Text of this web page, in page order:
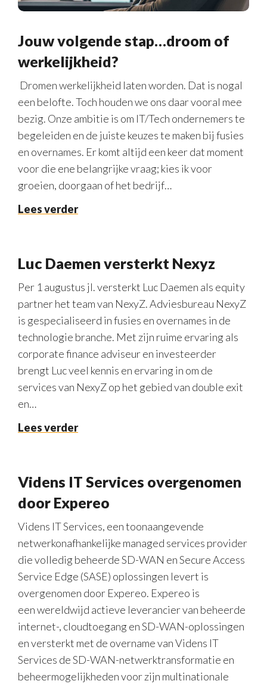
Jouw volgende stap…droom of
werkelijkheid?
Dromen werkelijkheid laten worden. Dat is nogal
een belofte. Toch houden we ons daar vooral mee
bezig. Onze ambitie is om IT/Tech ondernemers te
begeleiden en de juiste keuzes te maken bij fusies
en overnames. Er komt altijd een keer dat moment
voor die ene belangrijke vraag; kies ik voor
groeien, doorgaan of het bedrijf…
Lees verder
Luc Daemen versterkt Nexyz
Per 1 augustus jl. versterkt Luc Daemen als equity
partner het team van NexyZ. Adviesbureau NexyZ
is gespecialiseerd in fusies en overnames in de
technologie branche. Met zijn ruime ervaring als
corporate finance adviseur en investeerder
brengt Luc veel kennis en ervaring in om de
services van NexyZ op het gebied van double exit
en…
Lees verder
Videns IT Services overgenomen
door Expereo
Videns IT Services, een toonaangevende
netwerkonafhankelijke managed services provider
die volledig beheerde SD-WAN en Secure Access
Service Edge (SASE) oplossingen levert is
overgenomen door Expereo. Expereo is
een wereldwijd actieve leverancier van beheerde
internet-, cloudtoegang en SD-WAN-oplossingen
en versterkt met de overname van Videns IT
Services de SD-WAN-netwerktransformatie en
beheermogelijkheden voor zijn multinationale